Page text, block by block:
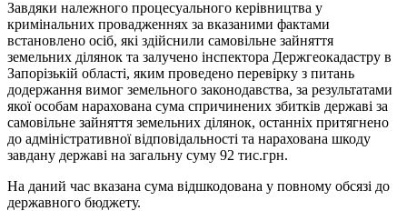
Завдяки належного процесуального керівництва у
кримінальних провадженнях за вказаними фактами
встановлено осіб, які здійснили самовільне зайняття
земельних ділянок та залучено інспектора Держгеокадастру в
Запорізькій області, яким проведено перевірку з питань
додержання вимог земельного законодавства, за результатами
якої особам нарахована сума спричинених збитків державі за
самовільне зайняття земельних ділянок, останніх притягнено
до адміністративної відповідальності та нарахована шкоду
завдану державі на загальну суму 92 тис.грн.
На даний час вказана сума відшкодована у повному обсязі до
державного бюджету.